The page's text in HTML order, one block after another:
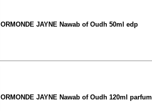
ORMONDE JAYNE Nawab of Oudh 50ml edp
ORMONDE JAYNE Nawab of Oudh 120ml parfum